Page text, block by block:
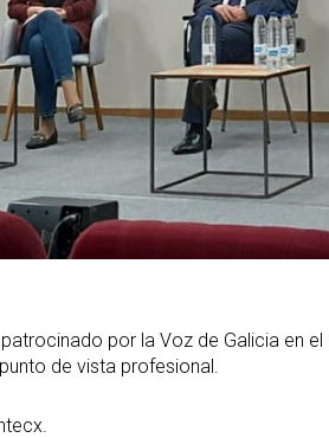
por la Voz de Galicia en
de vista profesional.